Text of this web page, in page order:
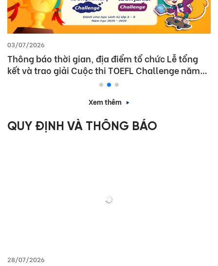
03/07/2026
Thông báo thời gian, địa điểm tổ chức Lễ tổng
kết và trao giải Cuộc thi TOEFL Challenge năm
Xem thêm
QUY ĐỊNH VÀ THÔNG BÁO
28/07/2026